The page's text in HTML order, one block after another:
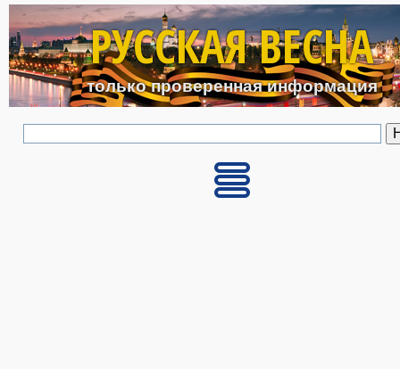
Перейти к основному
РУССКАЯ ВЕСНА
только проверенная информация